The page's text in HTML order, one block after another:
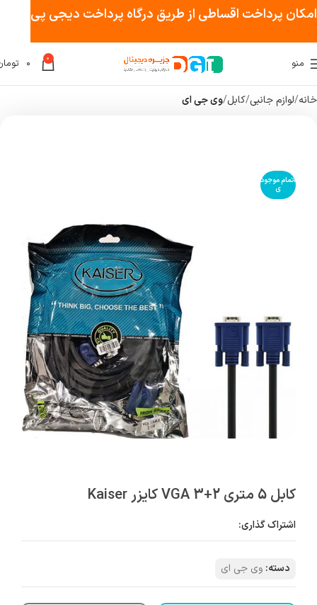
منو 0 ۰
خانه لوازم جانبی کابل وی جی ای
اتمام موجود
ی
کابل 5 متری VGA 3+2 کایزر Kaiser
اشتراک گذاری:
دسته: وی جی ای
امکان پرداخت اقساطی از طریق درگاه پرداخت دیجی پی